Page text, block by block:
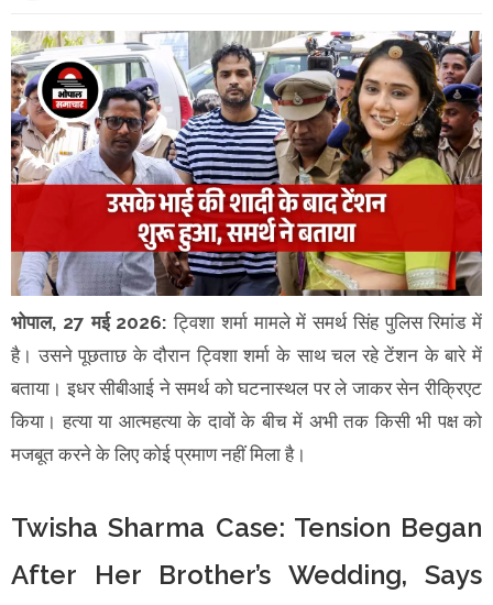
भोपाल, 27 मई 2026:ट्विशा शर्मा मामले में समर्थ सिंह पुलिस रिमांड में
है। उसने पूछताछ के दौरान ट्विशा शर्मा के साथ चल रहे टेंशन के बारे में
बताया। इधर सीबीआई ने समर्थ को घटनास्थल पर ले जाकर सेन रीक्रिएट
किया। हत्या या आत्महत्या के दावों के बीच में अभी तक किसी भी पक्ष को
मजबूत करने के लिए कोई प्रमाण नहीं मिला है।
Twisha Sharma Case: Tension Began
After Her Brother’s Wedding, Says